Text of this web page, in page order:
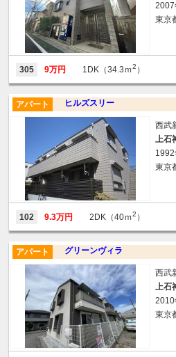
2007
東京
305 9万円 1DK（34.3ｍ2 ）
ヒルズスリー
アパート
西武
上石
東京
102 9.3万円 2DK（40ｍ2 ）
グリーンヴィラ
アパート
西武
上石
2010
東京